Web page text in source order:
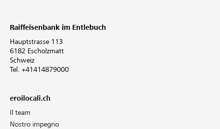
Raiffeisenbank im Entlebuch
Hauptstrasse 113
6182 Escholzmatt
Schweiz
Tel. +41414879000
eroilocali.ch
Il team
Nostro impegno